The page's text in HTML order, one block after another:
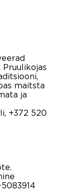
maitsta
ja
+372 520